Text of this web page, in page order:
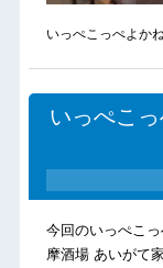
いっぺこっぺよか
いっぺこ
今回のいっぺこ
摩酒場 あいがて